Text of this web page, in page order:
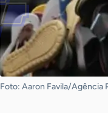
Foto: Aaron Favila/Agência